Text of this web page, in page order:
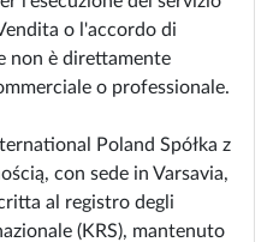
o l'accordo di
non è direttamente
o professionale.
Poland Spółka z
con sede in Varsavia,
al registro degli
(KRS), mantenuto